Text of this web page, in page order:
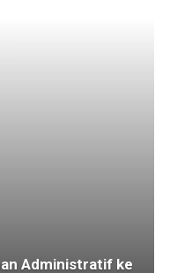
Administratif ke